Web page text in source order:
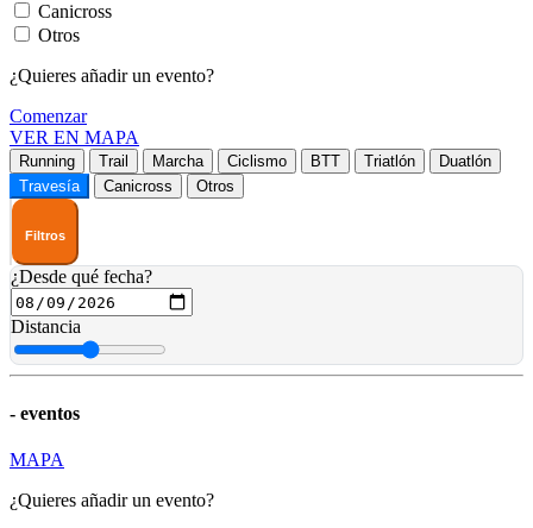
Canicross
Otros
¿Quieres añadir un evento?
Comenzar
VER EN MAPA
Running Trail Marcha Ciclismo BTT Triatlón
Duatlón
Travesía
Canicross Otros
Filtros
¿Desde qué fecha?
Distancia
- eventos
MAPA
¿Quieres añadir un evento?